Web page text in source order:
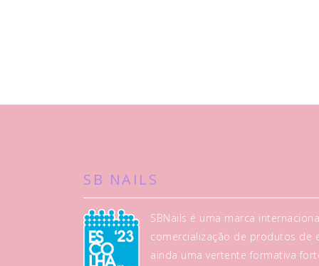
SB NAILS
SBNails é uma marca
comercialização de produtos de
ainda uma vertente formativa